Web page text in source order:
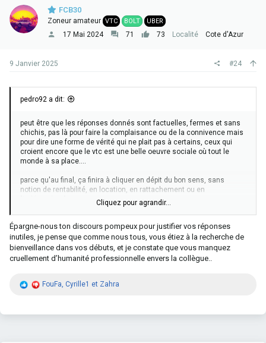
s
:
FCB30
Zoneur amateur VTC BOLT UBER
17 Mai 2024 71 73 Localité Cote d'Azur
9 Janvier 2025 #24
pedro92 a dit:
peut être que les réponses donnés sont factuelles, fermes et sans
chichis, pas là pour faire la complaisance ou de la connivence mais
pour dire une forme de vérité qui ne plait pas à certains, ceux qui
croient encore que le vtc est une belle oeuvre sociale où tout le
monde à sa place....
parce qu'au final, ça finira à cliquer en dépit du bon sens, sans
notion de rentabilité, en location, en rattachement ou en
copains , le minimum syndical, pas plus, pas moins.
Messages Fusionnés9 Janvier 2025
taf....
Cliquez pour agrandir...
Épargne-nous ton discours pompeux pour justifier vos réponses
inutiles, je pense que comme nous tous, vous étiez à la recherche de
bienveillance dans vos débuts, et je constate que vous manquez
cruellement d’humanité professionnelle envers la collègue..
R
FouFa, Cyrille1 et Zahra